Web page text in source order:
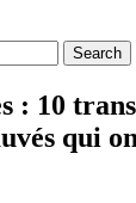
: 10
qui